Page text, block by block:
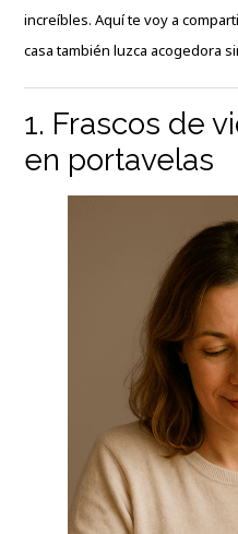
increíbles. Aquí te voy a
casa también luzca acogedora
1. Frascos de
en portavelas